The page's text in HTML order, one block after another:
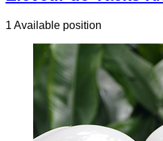
1 Available position